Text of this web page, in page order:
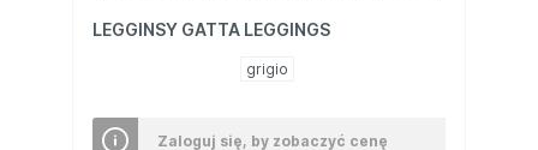
LEGGINSY GATTA LEGGINGS
grigio
Zaloguj się, by zobaczyć cenę